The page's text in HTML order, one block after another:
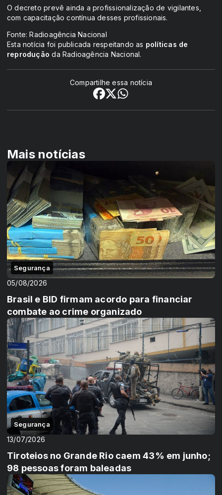
O decreto prevê ainda a profissionalização de vigilantes,
com capacitação contínua desses profissionais.
Fonte: Radioagência Nacional
Esta notícia foi publicada respeitando as políticas de
reprodução da Radioagência Nacional.
Compartilhe essa notícia
Mais notícias
Segurança
05/08/2026
Brasil e BID firmam acordo para financiar
combate ao crime organizado
Segurança
13/07/2026
Tiroteios no Grande Rio caem 43% em junho;
98 pessoas foram baleadas